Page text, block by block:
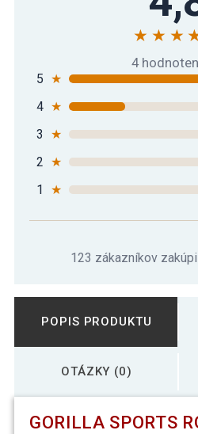
4
5 ★
4 ★
3
★
2 ★
1
★
123 zákazníkov
POPIS PRODUKTU
OTÁZKY (0)
GORILLA SPORTS